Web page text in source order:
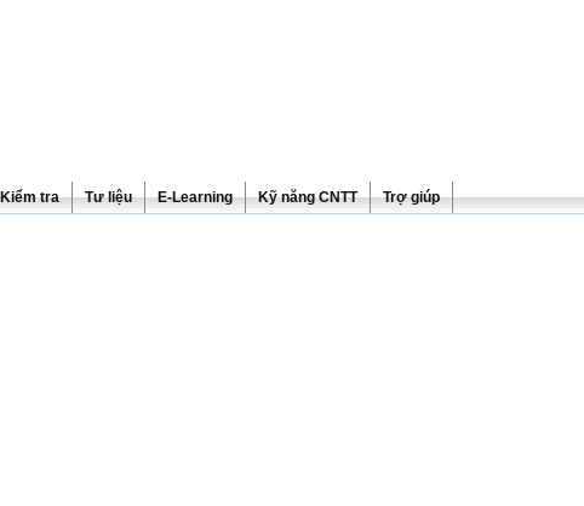
tra Tư liệu E-Learning Kỹ năng CNTT Trợ giúp